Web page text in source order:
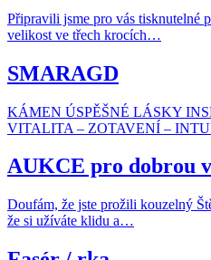
Připravili jsme pro vás tisknutelné
velikost ve třech krocích…
SMARAGD
KÁMEN ÚSPĚŠNÉ LÁSKY
VITALITA – ZOTAVENÍ –
AUKCE pro dobrou
Doufám, že jste prožili kouzelný
že si užíváte klidu a…